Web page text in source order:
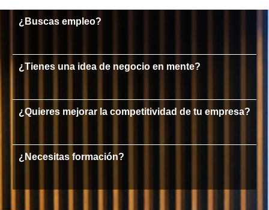
¿Buscas empleo?
¿Tienes una idea de negocio en mente?
¿Quieres mejorar la competitividad de tu empresa?
¿Necesitas formación?